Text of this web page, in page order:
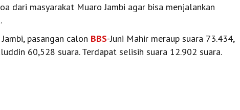
dari masyarakat Muaro Jambi agar bisa menjalankan
pasangan calon BBS-Juni Mahir meraup suara 73.434,
60,528 suara. Terdapat selisih suara 12.902 suara.